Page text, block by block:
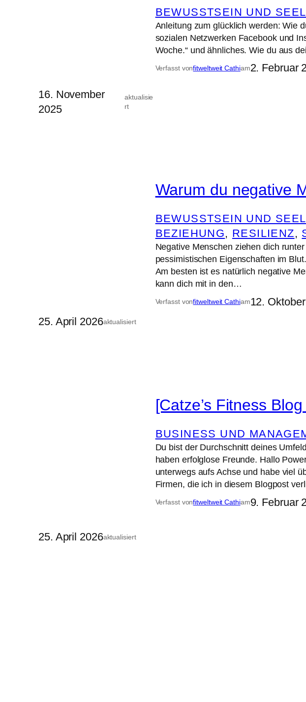
16. November
2025
aktualisie
rt
BEWUSSTSEIN UND
Anleitung zum glücklich werden: Wie
sozialen Netzwerken Facebook und
Woche.“ und ähnliches. Wie du aus
Verfasst vonfitweltweit Cathiam2. Februar
25. April 2026aktualisiert
Warum du negative
BEWUSSTSEIN UND
BEZIEHUNG, RESILIENZ,
Negative Menschen ziehen dich
pessimistischen Eigenschaften im
Am besten ist es natürlich negative
kann dich mit in den…
Verfasst vonfitweltweit Cathiam12.
25. April 2026aktualisiert
[Catze’s Fitness
BUSINESS UND
Du bist der Durchschnitt deines
haben erfolglose Freunde. Hallo
unterwegs aufs Achse und habe viel
Firmen, die ich in diesem Blogpost
Verfasst vonfitweltweit Cathiam9. Februar